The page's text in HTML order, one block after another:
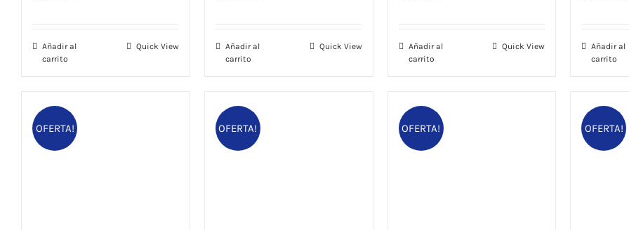
$ 43,00.
$ 38,00.
Añadir al
carrito
Quick View
$ 55,00.
$ 49,00.
Añadir al
carrito
Quick View
$ 52,00.
$ 47,00.
Añadir al
carrito
Quick View
$
Añadir al
carrito
OFERTA! OFERTA! OFERTA! OFERTA!